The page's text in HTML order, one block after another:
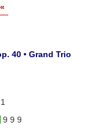
40 • Grand Trio
9 9 9